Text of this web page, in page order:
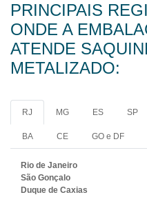
PRINCIPAIS
ONDE A
ATENDE
METALIZADO:
RJ MG ES SP
BA CE GO e DF
Rio de Janeiro
São Gonçalo
Duque de Caxias